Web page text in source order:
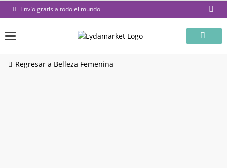
Saltar Envío gratis a todo el mundo
Regresar a Belleza Femenina